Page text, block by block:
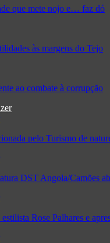
que mete nojo e… faz dó
às margens do Tejo
ao combate à corrupção
pelo Turismo de
DST Angola/Camões
Rose Palhares e